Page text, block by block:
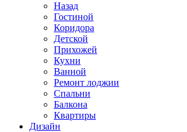
Назад
Гостиной
Коридора
Детской
Прихожей
Кухни
Ванной
Ремонт лоджии
Спальни
Балкона
Квартиры
Дизайн